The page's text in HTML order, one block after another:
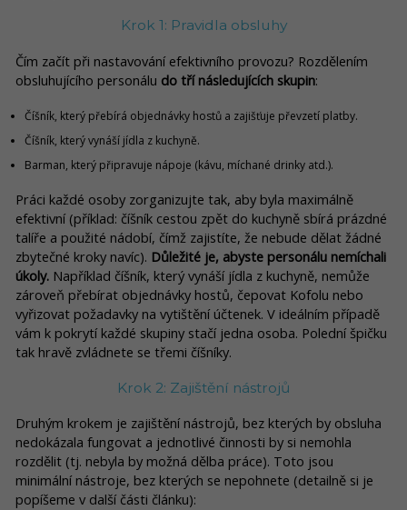
Krok 1: Pravidla obsluhy
Čím začít při nastavování efektivního provozu? Rozdělením
obsluhujícího personálu do tří následujících skupin:
Číšník, který přebírá objednávky hostů a zajišťuje převzetí platby.
Číšník, který vynáší jídla z kuchyně.
Barman, který připravuje nápoje (kávu, míchané drinky atd.).
Práci každé osoby zorganizujte tak, aby byla maximálně
efektivní (příklad: číšník cestou zpět do kuchyně sbírá prázdné
talíře a použité nádobí, čímž zajistíte, že nebude dělat žádné
zbytečné kroky navíc). Důležité je, abyste personálu nemíchali
úkoly. Například číšník, který vynáší jídla z kuchyně, nemůže
zároveň přebírat objednávky hostů, čepovat Kofolu nebo
vyřizovat požadavky na vytištění účtenek. V ideálním případě
vám k pokrytí každé skupiny stačí jedna osoba. Polední špičku
tak hravě zvládnete se třemi číšníky.
Krok 2: Zajištění nástrojů
Druhým krokem je zajištění nástrojů, bez kterých by obsluha
nedokázala fungovat a jednotlivé činnosti by si nemohla
rozdělit (tj. nebyla by možná dělba práce). Toto jsou
minimální nástroje, bez kterých se nepohnete (detailně si je
popíšeme v další části článku):